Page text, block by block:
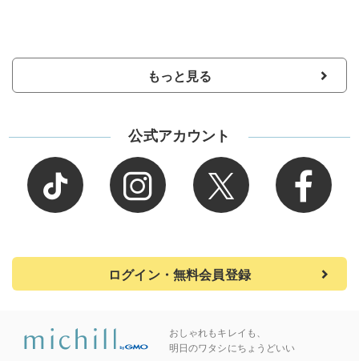
もっと見る
公式アカウント
ログイン・無料会員登録
おしゃれもキレイも、
明日のワタシにちょうどいい